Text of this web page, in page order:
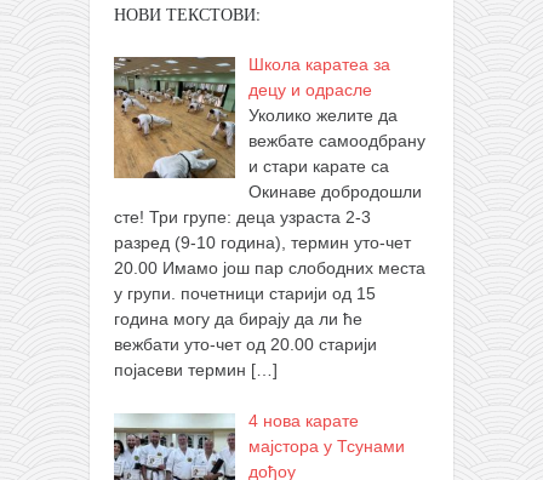
НОВИ ТЕКСТОВИ:
Школа каратеа за
децу и одрасле
Уколико желите да
вежбате самоодбрану
и стари карате са
Окинаве добродошли
сте! Три групе: деца узраста 2-3
разред (9-10 година), термин уто-чет
20.00 Имамо још пар слободних места
у групи. почетници старији од 15
година могу да бирају да ли ће
вежбати уто-чет од 20.00 старији
појасеви термин […]
4 нова карате
мајстора у Тсунами
дођоу